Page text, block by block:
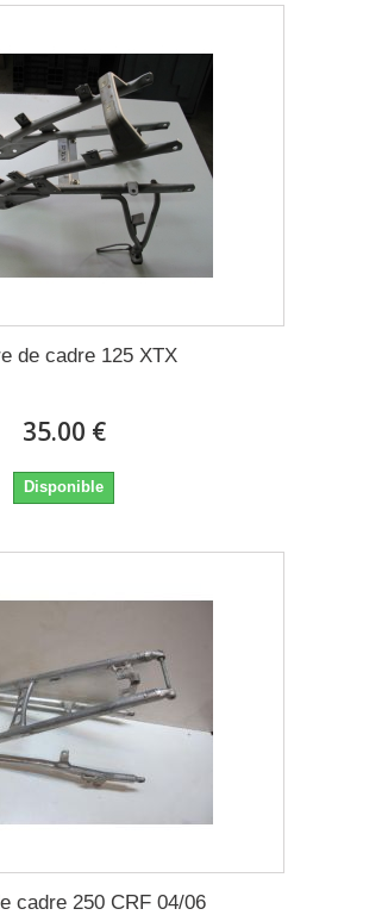
de cadre 125 XTX
35.00 €
Disponible
cadre 250 CRF 04/06